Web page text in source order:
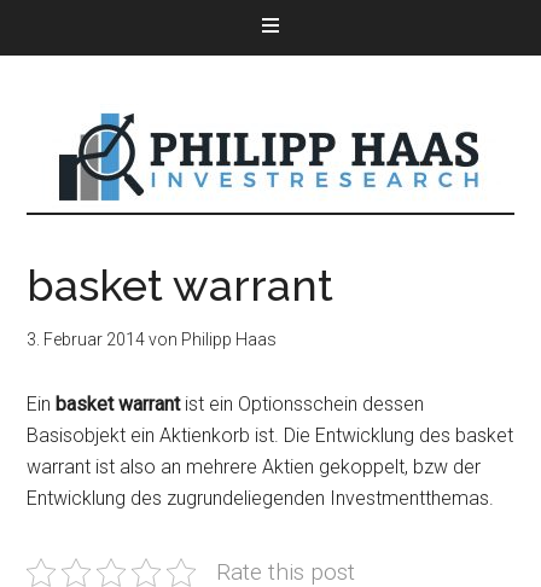
basket warrant
3. Februar 2014von Philipp Haas
Einbasket warrantist ein Optionsschein dessen
Basisobjekt ein Aktienkorb ist. Die Entwicklung des basket
warrant ist also an mehrere Aktien gekoppelt, bzw der
Entwicklung des zugrundeliegenden Investmentthemas.
Rate this post